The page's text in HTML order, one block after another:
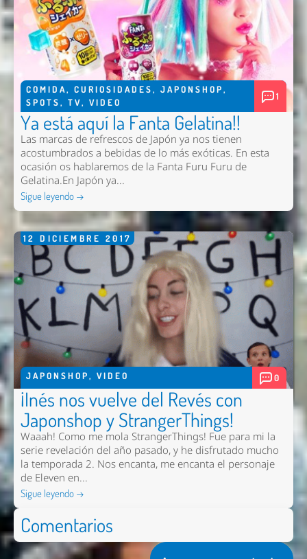
COMIDA, CURIOSIDADES, JAPONSHOP,
SPOTS, TV, VIDEO
1
Ya está aquí la Fanta Gelatina!!
Las marcas de refrescos de Japón ya nos tienen
acostumbrados a bebidas de lo más exóticas. En esta
ocasión os hablaremos de la Fanta Furu Furu de
Gelatina.En Japón ya...
Sigue leyendo →
12 DICIEMBRE 2017
JAPONSHOP, VIDEO 0
¡Inés nos vuelve del Revés con
Japonshop y StrangerThings!
Waaah! Como me mola StrangerThings! Fue para mi la
serie revelación del año pasado, y he disfrutado mucho
la temporada 2. Nos encanta, me encanta el personaje
de Eleven en...
Sigue leyendo →
Comentarios
Enviar